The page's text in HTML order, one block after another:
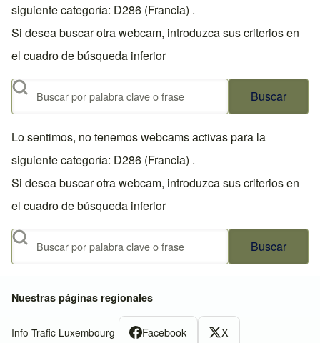
siguiente categoría: D286 (Francia) .
Si desea buscar otra webcam, introduzca sus criterios en
el cuadro de búsqueda inferior
Buscar
Lo sentimos, no tenemos webcams activas para la
siguiente categoría: D286 (Francia) .
Si desea buscar otra webcam, introduzca sus criterios en
el cuadro de búsqueda inferior
Buscar
Nuestras páginas regionales
Info Trafic Luxembourg Facebook X